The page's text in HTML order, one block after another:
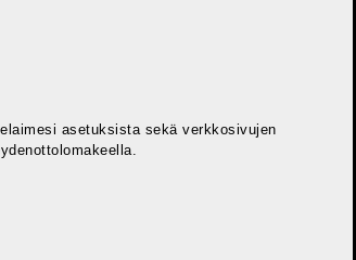
asetuksista sekä verkkosivujen